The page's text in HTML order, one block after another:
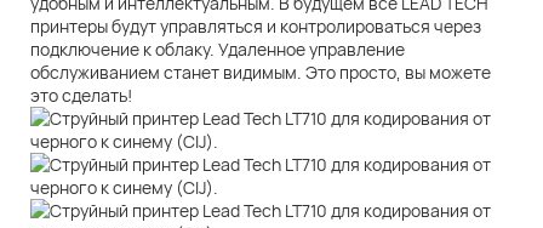
принтеры будут управляться и контролироваться через
подключение к облаку. Удаленное управление
обслуживанием станет видимым. Это просто, вы можете
это сделать!